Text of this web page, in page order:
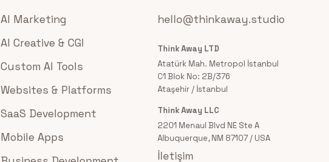
AI Marketing
AI Creative & CGI
Custom AI Tools
Websites & Platforms
SaaS Development
Mobile Apps
hello@thinkaway.studio
Think Away LTD
Atatürk Mah. Metropol İstanbul
C1 Blok No: 2B/376
Ataşehir / İstanbul
Think Away LLC
2201 Menaul Blvd NE Ste A
Albuquerque, NM 87107 / USA
İletişim